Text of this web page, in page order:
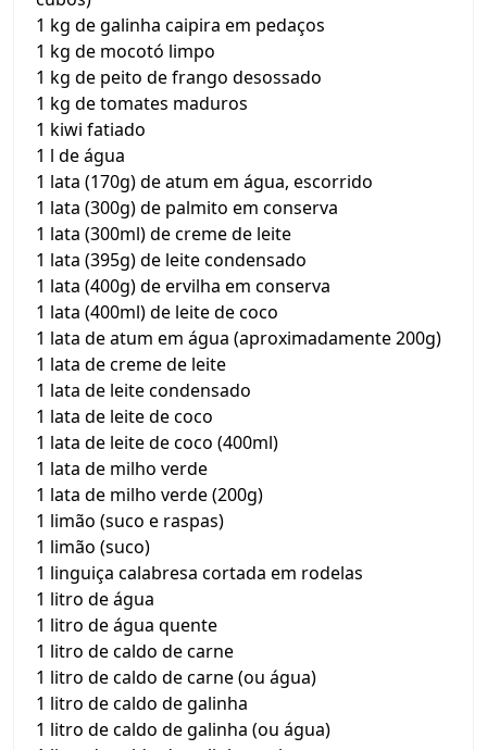
1 kg de galinha caipira em pedaços
1 kg de mocotó limpo
1 kg de peito de frango desossado
1 kg de tomates maduros
1 kiwi fatiado
1 l de água
1 lata (170g) de atum em água, escorrido
1 lata (300g) de palmito em conserva
1 lata (300ml) de creme de leite
1 lata (395g) de leite condensado
1 lata (400g) de ervilha em conserva
1 lata (400ml) de leite de coco
1 lata de atum em água (aproximadamente 200g)
1 lata de creme de leite
1 lata de leite condensado
1 lata de leite de coco
1 lata de leite de coco (400ml)
1 lata de milho verde
1 lata de milho verde (200g)
1 limão (suco e raspas)
1 limão (suco)
1 linguiça calabresa cortada em rodelas
1 litro de água
1 litro de água quente
1 litro de caldo de carne
1 litro de caldo de carne (ou água)
1 litro de caldo de galinha
1 litro de caldo de galinha (ou água)